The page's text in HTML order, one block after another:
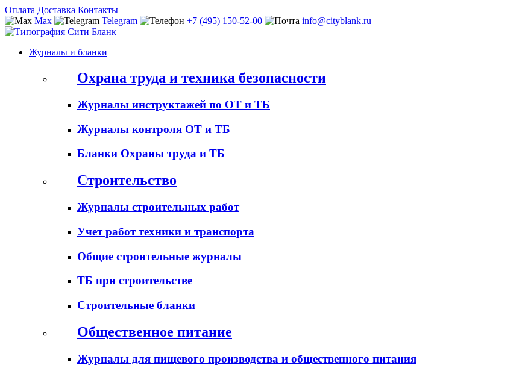
Оплата Доставка Контакты
Max
Telegram +7 (495) 150-52-00 info@cityblank.ru
Журналы и бланки
Охрана труда и техника безопасности
Журналы инструктажей по ОТ и ТБ
Журналы контроля ОТ и ТБ
Бланки Охраны труда и ТБ
Строительство
Журналы строительных работ
Учет работ техники и транспорта
Общие строительные журналы
ТБ при строительстве
Строительные бланки
Общественное питание
Журналы для пищевого производства и общественного питания